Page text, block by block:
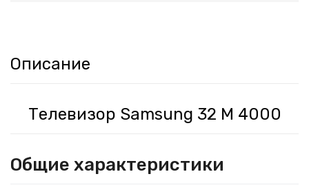
Описание
Телевизор Samsung 32 M 4000
Общие характеристики